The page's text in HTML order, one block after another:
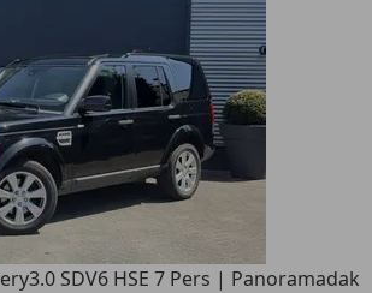
3.0 SDV6 HSE 7 Pers | Panoramadak